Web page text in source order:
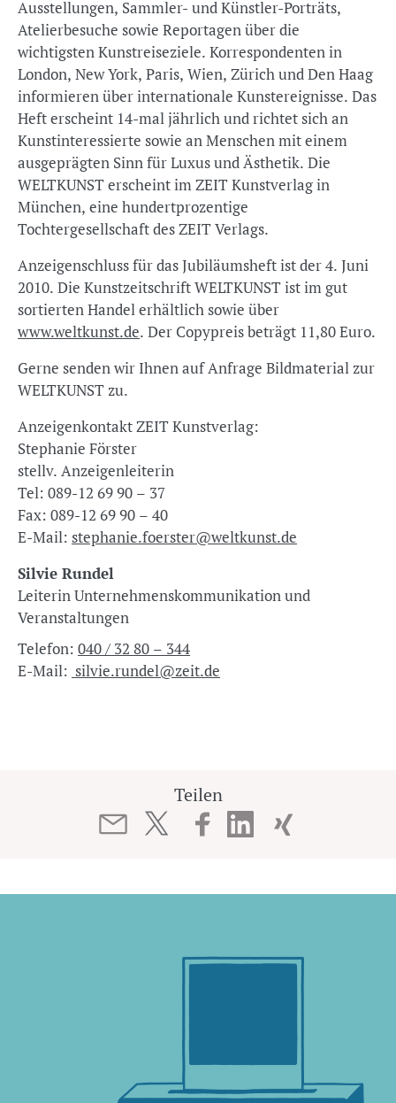
Ausstellungen, Sammler- und Künstler-Porträts,
Atelierbesuche sowie Reportagen über die
wichtigsten Kunstreiseziele. Korrespondenten in
London, New York, Paris, Wien, Zürich und Den Haag
informieren über internationale Kunstereignisse. Das
Heft erscheint 14-mal jährlich und richtet sich an
Kunstinteressierte sowie an Menschen mit einem
ausgeprägten Sinn für Luxus und Ästhetik. Die
WELTKUNST erscheint im ZEIT Kunstverlag in
München, eine hundertprozentige
Tochtergesellschaft des ZEIT Verlags.
Anzeigenschluss für das Jubiläumsheft ist der 4. Juni
2010. Die Kunstzeitschrift WELTKUNST ist im gut
sortierten Handel erhältlich sowie über
www.weltkunst.de. Der Copypreis beträgt 11,80 Euro.
Gerne senden wir Ihnen auf Anfrage Bildmaterial zur
WELTKUNST zu.
Anzeigenkontakt ZEIT Kunstverlag:
Stephanie Förster
stellv. Anzeigenleiterin
Tel: 089-12 69 90 – 37
Fax: 089-12 69 90 – 40
E-Mail: stephanie.foerster@weltkunst.de
Silvie Rundel
Leiterin Unternehmenskommunikation und
Veranstaltungen
Telefon: 040 / 32 80 – 344
E-Mail: silvie.rundel@zeit.de
Teilen